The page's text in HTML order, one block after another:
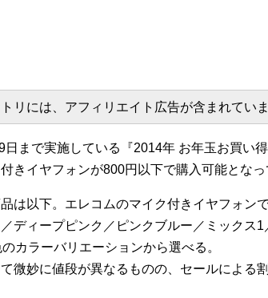
リには、アフィリエイト広告が含まれていま
日まで実施している『2014年 お年玉お買い
きイヤフォンが800円以下で購入可能となっ
は以下。エレコムのマイク付きイヤフォン
ディープピンク／ピンクブルー／ミックス
カラーバリエーションから選べる。
微妙に値段が異なるものの、セールによる